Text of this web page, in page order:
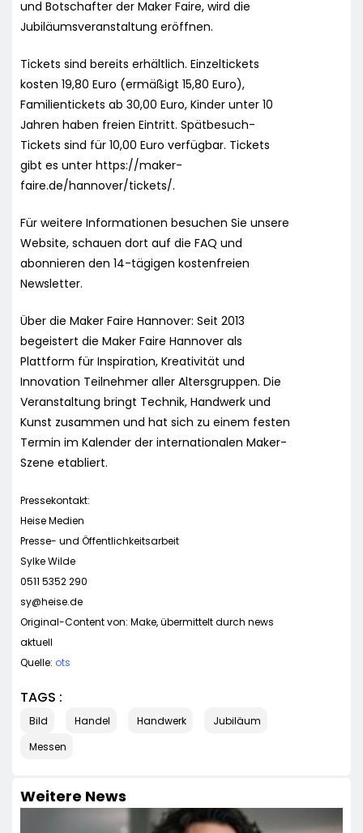
und Botschafter der Maker Faire, wird die
Jubiläumsveranstaltung eröffnen.
Tickets sind bereits erhältlich. Einzeltickets
kosten 19,80 Euro (ermäßigt 15,80 Euro),
Familientickets ab 30,00 Euro, Kinder unter 10
Jahren haben freien Eintritt. Spätbesuch-
Tickets sind für 10,00 Euro verfügbar. Tickets
gibt es unter https://maker-
faire.de/hannover/tickets/.
Für weitere Informationen besuchen Sie unsere
Website, schauen dort auf die FAQ und
abonnieren den 14-tägigen kostenfreien
Newsletter.
Über die Maker Faire Hannover: Seit 2013
begeistert die Maker Faire Hannover als
Plattform für Inspiration, Kreativität und
Innovation Teilnehmer aller Altersgruppen. Die
Veranstaltung bringt Technik, Handwerk und
Kunst zusammen und hat sich zu einem festen
Termin im Kalender der internationalen Maker-
Szene etabliert.
Pressekontakt:
Heise Medien
Presse- und Öffentlichkeitsarbeit
Sylke Wilde
0511 5352 290
sy@heise.de
Original-Content von: Make, übermittelt durch news
aktuell
Quelle: ots
TAGS :
Bild Handel Handwerk
Jubiläum
Messen
Weitere News